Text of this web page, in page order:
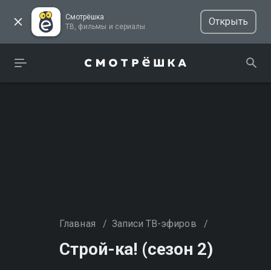
Смотрёшка
ТВ, фильмы и сериалы
Открыть
Главная / Записи ТВ-эфиров /
Строй-ка! (сезон 2)